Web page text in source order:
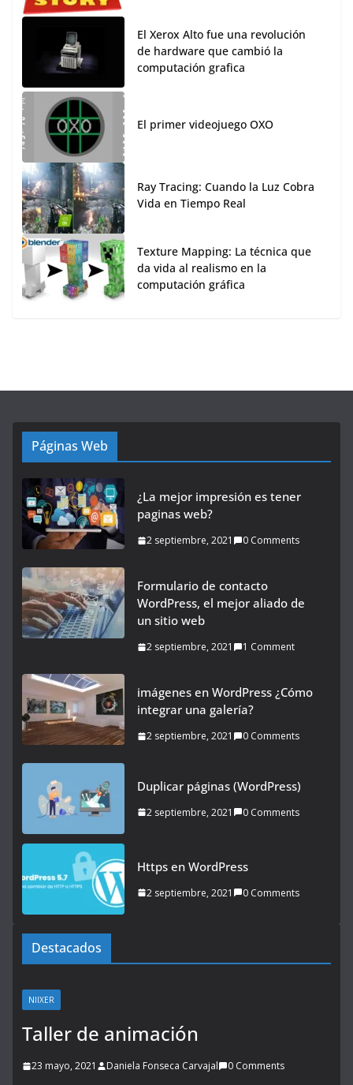
El Xerox Alto fue una revolución
de hardware que cambió la
computación grafica
El primer videojuego OXO
Ray Tracing: Cuando la Luz Cobra
Vida en Tiempo Real
Texture Mapping: La técnica que
da vida al realismo en la
computación gráfica
Páginas Web
¿La mejor impresión es tener
paginas web?
2 septiembre, 2021 0 Comments
Formulario de contacto
WordPress, el mejor aliado de
un sitio web
2 septiembre, 2021 1 Comment
imágenes en WordPress ¿Cómo
integrar una galería?
2 septiembre, 2021 0 Comments
Duplicar páginas (WordPress)
2 septiembre, 2021 0 Comments
Https en WordPress
2 septiembre, 2021 0 Comments
Destacados
NIIXER
Taller de animación
23 mayo, 2021 Daniela Fonseca Carvajal 0 Comments